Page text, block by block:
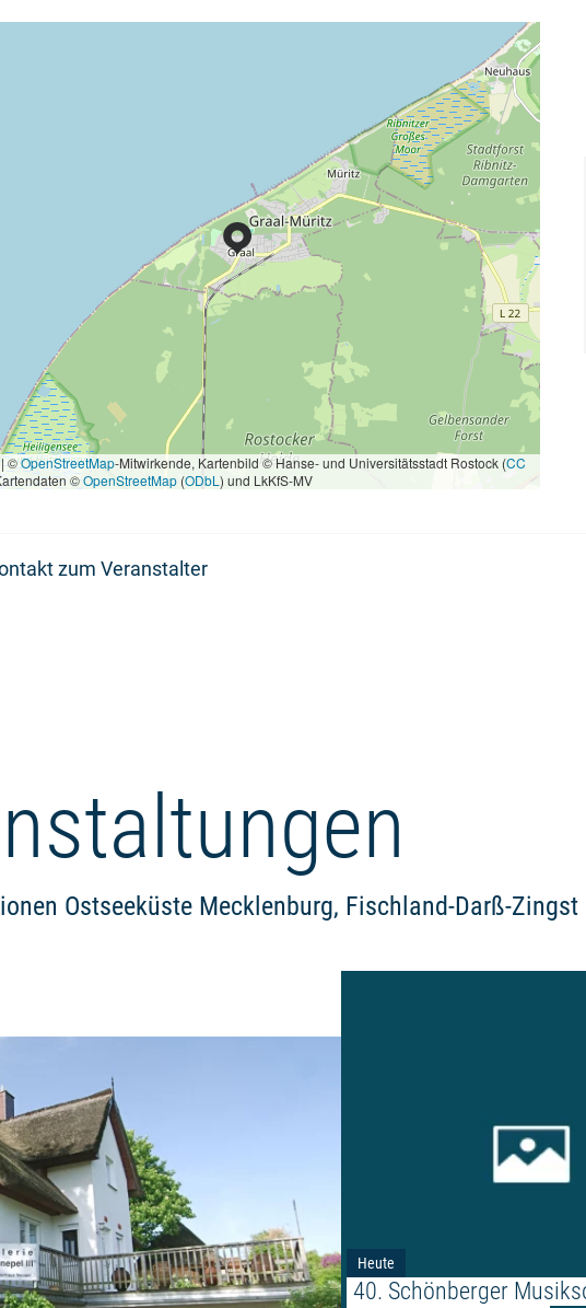
|©OpenStreetMap-Mitwirkende, Kartenbild © Hanse- und Universitätsstadt Rostock (CC
©OpenStreetMap(ODbL ) und LkKfS-MV
zum Veranstalter
Ostseeküste Mecklenburg, Fischland-Darß-Zingst
Weiterlesen: "ATELIER NANA
Heute
40. Schönberger